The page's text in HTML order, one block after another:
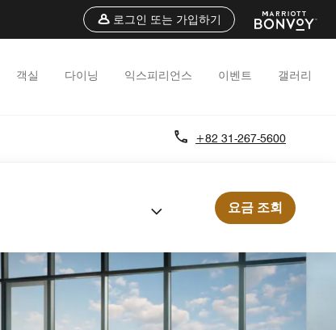
로그인 또는 가입하기
객실 다이닝 익스피리언스 이벤트 갤러리
+82 31-267-5600
요금 조회